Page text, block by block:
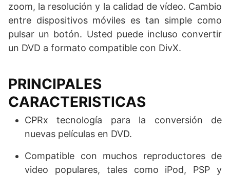
zoom, la resolución y la calidad de vídeo. Cambio
entre dispositivos móviles es tan simple como
pulsar un botón. Usted puede incluso convertir
un DVD a formato compatible con DivX.
PRINCIPALES
CARACTERISTICAS
CPRx tecnología para la conversión de
nuevas películas en DVD.
Compatible con muchos reproductores de
video populares, tales como iPod, PSP y